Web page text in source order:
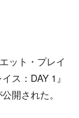
ット・プレイ
ス：DAY 1』
開された。